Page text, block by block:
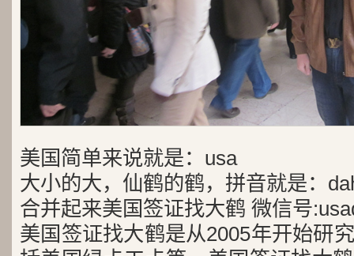
美国简单来说就是：usa
大小的大，仙鹤的鹤，拼音就是：
合并起来美国签证找大鹤 微信号
美国签证找大鹤是从2005年开始研